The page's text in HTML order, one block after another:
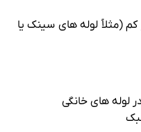
(مثلاً لوله‌ های سینک یا
لوله‌ های خانگی